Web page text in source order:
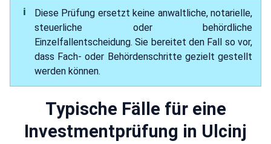
Diese Prüfung ersetzt keine anwaltliche, notarielle,
steuerliche oder behördliche
Einzelfallentscheidung. Sie bereitet den Fall so vor,
dass Fach- oder Behördenschritte gezielt gestellt
werden können.
Typische Fälle für eine
Investmentprüfung in Ulcinj